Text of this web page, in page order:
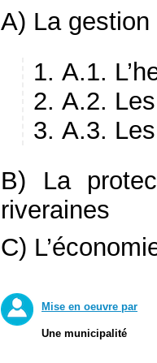
A) La
A.1.
A.2.
A.3.
B) La
riveraines
C)
Mise en oeuvre par
Une municipalité